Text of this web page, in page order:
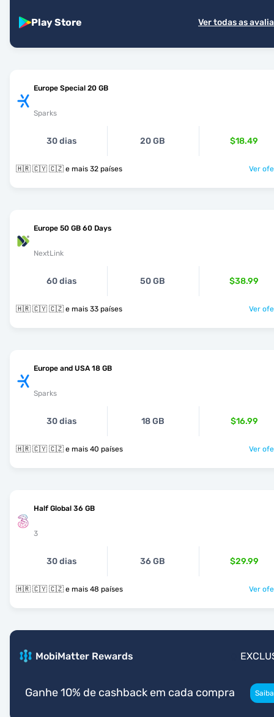
Play Store Ver todas as
Europe Special 20 GB
Sparks
30 dias 20 GB $18.49
🇭🇷 🇨🇾 🇨🇿 e mais 32 países Ver
Europe 50 GB 60 Days
NextLink
60 dias 50 GB $38.99
🇭🇷 🇨🇾 🇨🇿 e mais 33 países Ver
Europe and USA 18 GB
Sparks
30 dias 18 GB $16.99
🇭🇷 🇨🇾 🇨🇿 e mais 40 países Ver
Half Global 36 GB
3
30 dias 36 GB $29.99
🇭🇷 🇨🇾 🇨🇿 e mais 48 países Ver
MobiMatter Rewards
Ganhe 10% de cashback em cada compra